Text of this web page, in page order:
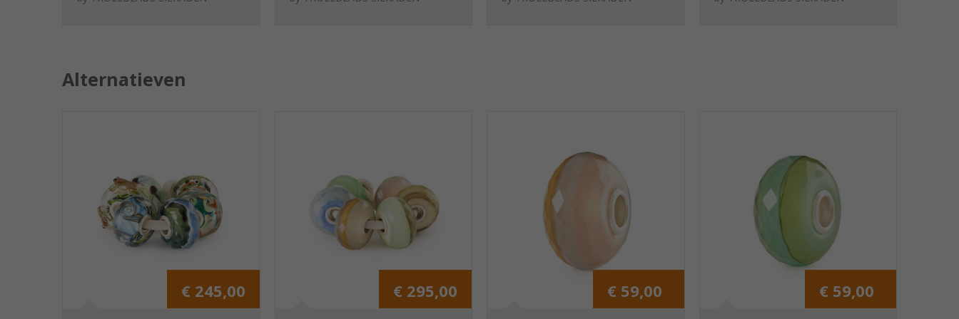
Alternatieven
€ 245,00 € 295,00 € 59,00 € 59,00